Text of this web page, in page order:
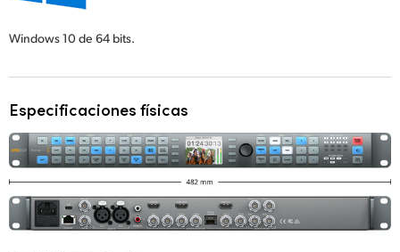
Windows 10 de 64 bits.
Especificaciones físicas